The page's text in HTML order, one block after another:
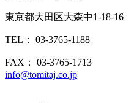
東京都大田区大森中1-18-16
TEL： 03-3765-1188
FAX： 03-3765-1713
info@tomitaj.co.jp